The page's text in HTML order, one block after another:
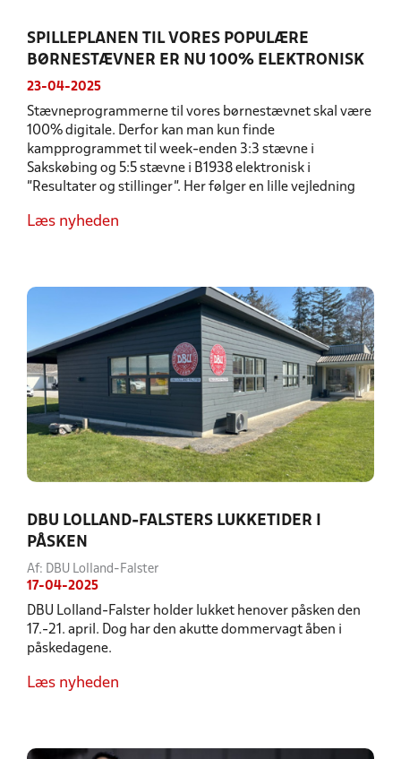
SPILLEPLANEN TIL VORES POPULÆRE
BØRNESTÆVNER ER NU 100% ELEKTRONISK
23-04-2025
Stævneprogrammerne til vores børnestævnet skal være
100% digitale. Derfor kan man kun finde
kampprogrammet til week-enden 3:3 stævne i
Sakskøbing og 5:5 stævne i B1938 elektronisk i
"Resultater og stillinger". Her følger en lille vejledning
Læs nyheden
DBU LOLLAND-FALSTERS LUKKETIDER I
PÅSKEN
Af: DBU Lolland-Falster
17-04-2025
DBU Lolland-Falster holder lukket henover påsken den
17.-21. april. Dog har den akutte dommervagt åben i
påskedagene.
Læs nyheden